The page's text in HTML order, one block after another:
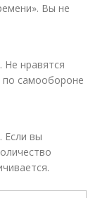
Вы не
Не нравятся
по самообороне
Если вы